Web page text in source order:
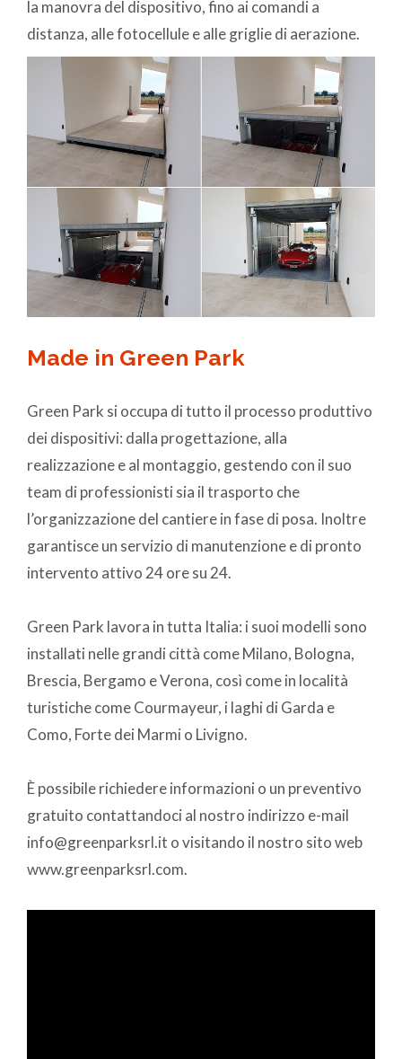
la manovra del dispositivo, fino ai comandi a
distanza, alle fotocellule e alle griglie di aerazione.
Made in Green Park
Green Park si occupa di tutto il processo produttivo
dei dispositivi: dalla progettazione, alla
realizzazione e al montaggio, gestendo con il suo
team di professionisti sia il trasporto che
l’organizzazione del cantiere in fase di posa. Inoltre
garantisce un servizio di manutenzione e di pronto
intervento attivo 24 ore su 24.
Green Park lavora in tutta Italia: i suoi modelli sono
installati nelle grandi città come Milano, Bologna,
Brescia, Bergamo e Verona, così come in località
turistiche come Courmayeur, i laghi di Garda e
Como, Forte dei Marmi o Livigno.
È possibile richiedere informazioni o un preventivo
gratuito contattandoci al nostro indirizzo e-mail
info@greenparksrl.it o visitando il nostro sito web
www.greenparksrl.com.